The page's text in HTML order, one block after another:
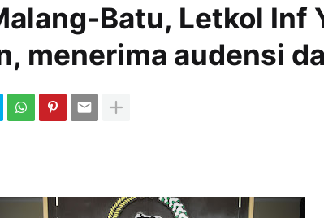
Batu, Letkol Inf
menerima audensi